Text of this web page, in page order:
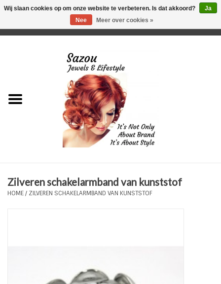
Just for Him
Plus Size Sieraden
Zilveren schakelarmband van kunststof
HOME/ ZILVEREN SCHAKELARMBAND VAN KUNSTSTOF
Wij slaan cookies op om onze website te verbeteren. Is dat akkoord?
Ja
Nee
Meer over cookies »